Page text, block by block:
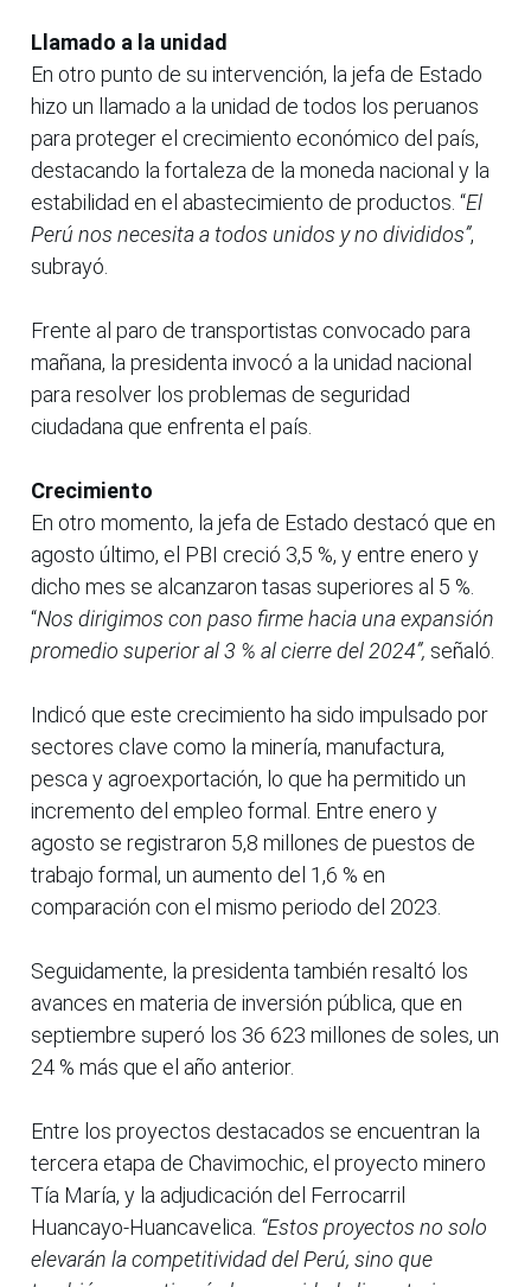
Llamado a la unidad
En otro punto de su intervención, la jefa de Estado
hizo un llamado a la unidad de todos los peruanos
para proteger el crecimiento económico del país,
destacando la fortaleza de la moneda nacional y la
estabilidad en el abastecimiento de productos. “El
Perú nos necesita a todos unidos y no divididos”,
subrayó.
Frente al paro de transportistas convocado para
mañana, la presidenta invocó a la unidad nacional
para resolver los problemas de seguridad
ciudadana que enfrenta el país.
Crecimiento
En otro momento, la jefa de Estado destacó que en
agosto último, el PBI creció 3,5 %, y entre enero y
dicho mes se alcanzaron tasas superiores al 5 %.
“Nos dirigimos con paso firme hacia una expansión
promedio superior al 3 % al cierre del 2024”, señaló.
Indicó que este crecimiento ha sido impulsado por
sectores clave como la minería, manufactura,
pesca y agroexportación, lo que ha permitido un
incremento del empleo formal. Entre enero y
agosto se registraron 5,8 millones de puestos de
trabajo formal, un aumento del 1,6 % en
comparación con el mismo periodo del 2023.
Seguidamente, la presidenta también resaltó los
avances en materia de inversión pública, que en
septiembre superó los 36 623 millones de soles, un
24 % más que el año anterior.
Entre los proyectos destacados se encuentran la
tercera etapa de Chavimochic, el proyecto minero
Tía María, y la adjudicación del Ferrocarril
Huancayo-Huancavelica. “Estos proyectos no solo
elevarán la competitividad del Perú, sino que